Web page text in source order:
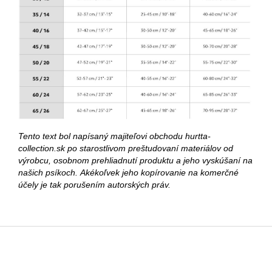
Tento text bol napísaný majiteľovi obchodu hurtta-
collection.sk po starostlivom preštudovaní materiálov od
výrobcu, osobnom prehliadnutí produktu a jeho vyskúšaní na
našich psíkoch. Akékoľvek jeho kopírovanie na komerčné
účely je tak porušením autorských práv.
Z